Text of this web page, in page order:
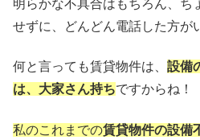
明らかな不具合はもちろん、ち
せずに、どんどん電話した方が
何と言っても賃貸物件は、 設備
は、大家さん持ちですからね！
私のこれまでの賃貸物件の設備